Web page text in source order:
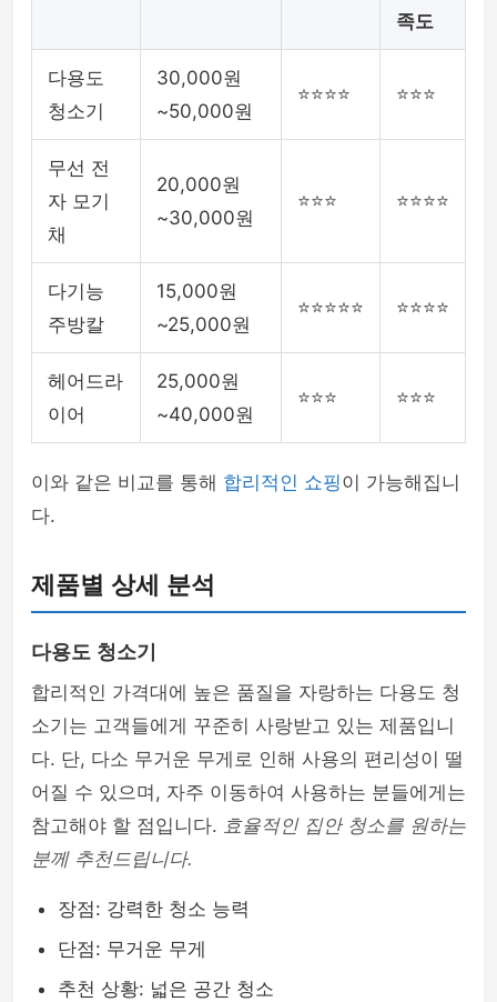
족도
다용도
청소기
30,000원
~50,000원
⭐⭐⭐⭐ ⭐⭐⭐
무선 전
자 모기
채
20,000원
~30,000원
⭐⭐⭐ ⭐⭐⭐⭐
다기능
주방칼
15,000원
~25,000원
⭐⭐⭐⭐⭐ ⭐⭐⭐⭐
헤어드라
이어
25,000원
~40,000원
⭐⭐⭐ ⭐⭐⭐
이와 같은 비교를 통해 합리적인 쇼핑이 가능해집니
다.
제품별 상세 분석
다용도 청소기
합리적인 가격대에 높은 품질을 자랑하는 다용도 청
소기는 고객들에게 꾸준히 사랑받고 있는 제품입니
다. 단, 다소 무거운 무게로 인해 사용의 편리성이 떨
어질 수 있으며, 자주 이동하여 사용하는 분들에게는
참고해야 할 점입니다. 효율적인 집안 청소를 원하는
분께 추천드립니다.
장점: 강력한 청소 능력
단점: 무거운 무게
추천 상황: 넓은 공간 청소